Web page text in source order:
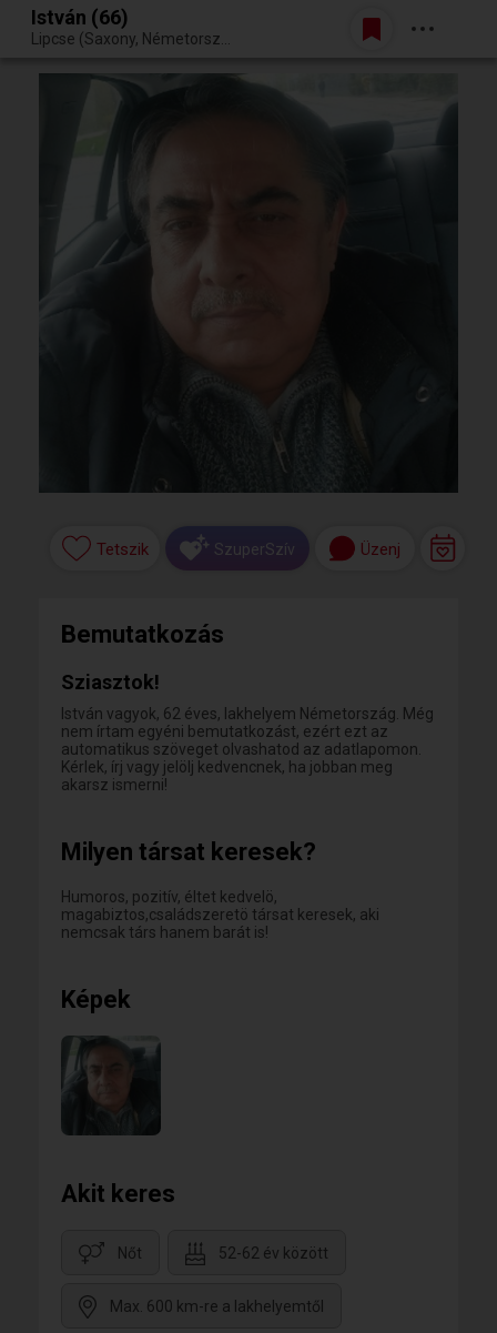
Egy jó randiból bármi lehet.
Belépés
István (66)
Tetszik SzuperSzív Üzenj
Bemutatkozás
Sziasztok!
István vagyok, 62 éves, lakhelyem Németország. Még
nem írtam egyéni bemutatkozást, ezért ezt az
automatikus szöveget olvashatod az adatlapomon.
Kérlek, írj vagy jelölj kedvencnek, ha jobban meg
akarsz ismerni!
Milyen társat keresek?
Humoros, pozitív, éltet kedvelö,
magabiztos,családszeretö társat keresek, aki
nemcsak társ hanem barát is!
Képek
Akit keres
Nőt 52-62 év között
Max. 600 km-re a lakhelyemtől